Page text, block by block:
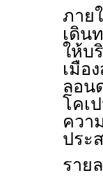
ภาย
เดิน
ให้บ
เมือ
ลอน
โคเ
ควา
ประ
ราย